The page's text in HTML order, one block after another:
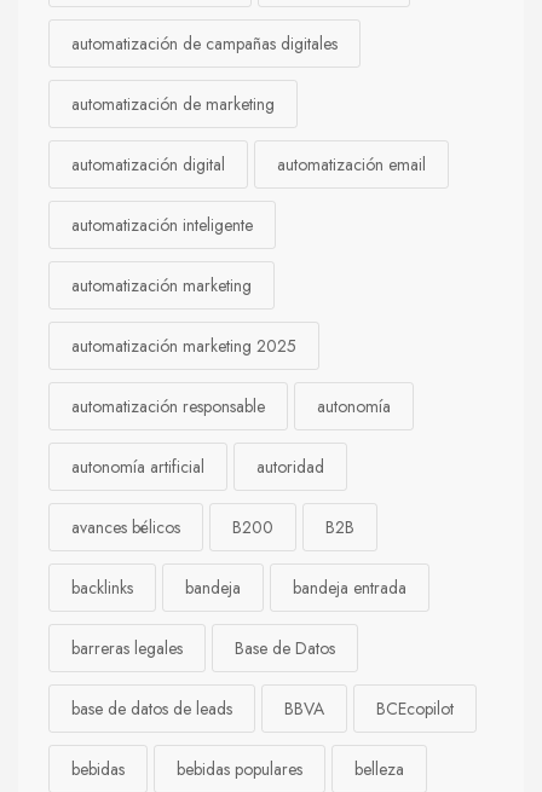
automatización de campañas digitales
automatización de marketing
automatización digital automatización email
automatización inteligente
automatización marketing
automatización marketing 2025
automatización responsable autonomía
autonomía artificial autoridad
avances bélicos B200 B2B
backlinks bandeja bandeja entrada
barreras legales Base de Datos
base de datos de leads BBVA BCEcopilot
bebidas bebidas populares belleza